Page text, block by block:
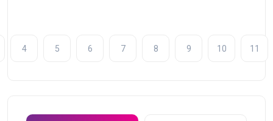
4 5 6 7 8 9 10 11